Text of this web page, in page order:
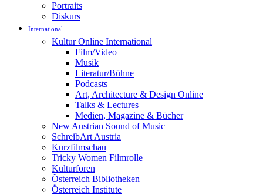
Portraits
Diskurs
International
Kultur Online International
Film/Video
Musik
Literatur/Bühne
Podcasts
Art, Architecture & Design Online
Talks & Lectures
Medien, Magazine & Bücher
New Austrian Sound of Music
SchreibArt Austria
Kurzfilmschau
Tricky Women Filmrolle
Kulturforen
Österreich Bibliotheken
Österreich Institute